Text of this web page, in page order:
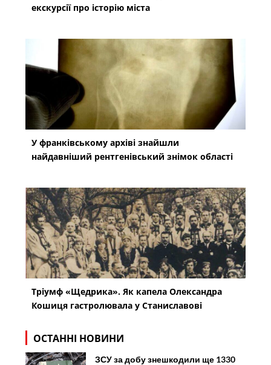
екскурсії про історію міста
У франківському архіві знайшли
найдавніший рентгенівський знімок області
Тріумф «Щедрика». Як капела Олександра
Кошиця гастролювала у Станиславові
ОСТАННІ НОВИНИ
ЗСУ за добу знешкодили ще 1330